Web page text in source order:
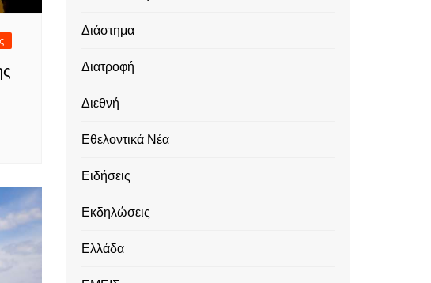
Διάστημα
Διατροφή
Διεθνή
Εθελοντικά Νέα
Ειδήσεις
Εκδηλώσεις
Ελλάδα